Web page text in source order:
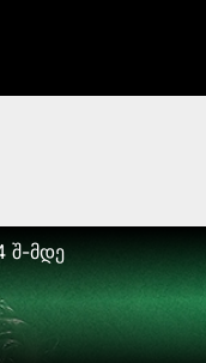
შ-მდე